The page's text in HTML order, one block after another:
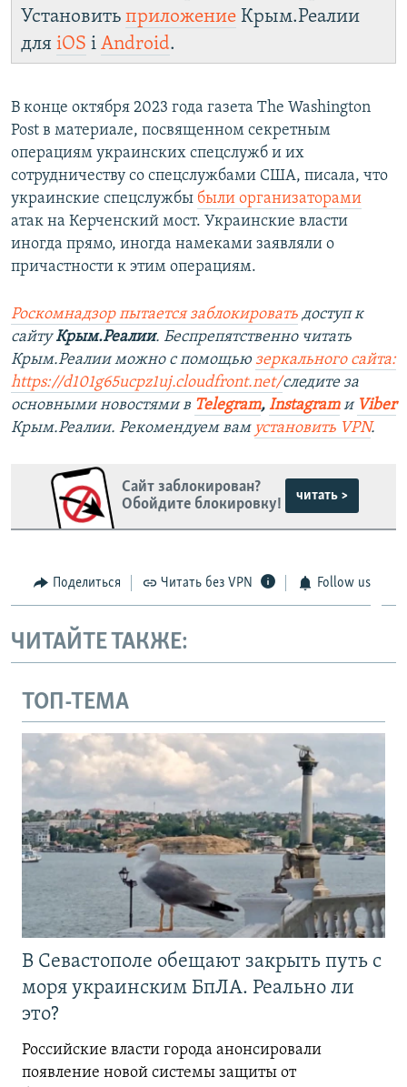
Установить приложение Крым.Реалии
для iOS і Android.
В конце октября 2023 года газета The Washington
Post в материале, посвященном секретным
операциям украинских спецслужб и их
сотрудничеству со спецслужбами США, писала, что
украинские спецслужбы были организаторами
атак на Керченский мост. Украинские власти
иногда прямо, иногда намеками заявляли о
причастности к этим операциям.
Роскомнадзор пытается заблокировать доступ к
сайтуКрым.Реалии. Беспрепятственно читать
Крым.Реалии можно с помощью зеркального сайта:
https://d101g65ucpz1uj.cloudfront.net/следите за
основными новостями в Telegram, Instagram и Viber
Крым.Реалии. Рекомендуем вам установить VPN.
Сайт заблокирован?
Обойдите блокировку!
читать >
Поделиться Читать без VPN Follow us
ЧИТАЙТЕ ТАКЖЕ:
ТОП-ТЕМА
В Севастополе обещают закрыть путь с
моря украинским БпЛА. Реально ли
это?
Российские власти города анонсировали
появление новой системы защиты от